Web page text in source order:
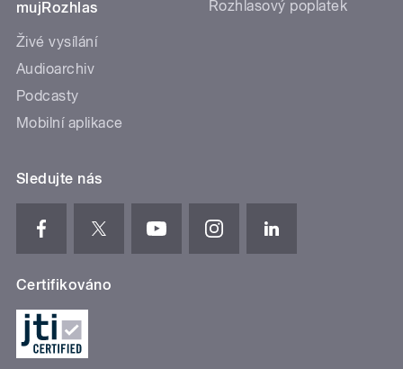
mujRozhlas
Živé vysílání
Audioarchiv
Podcasty
Mobilní aplikace
Rozhlasový poplatek
Sledujte nás
Certifikováno